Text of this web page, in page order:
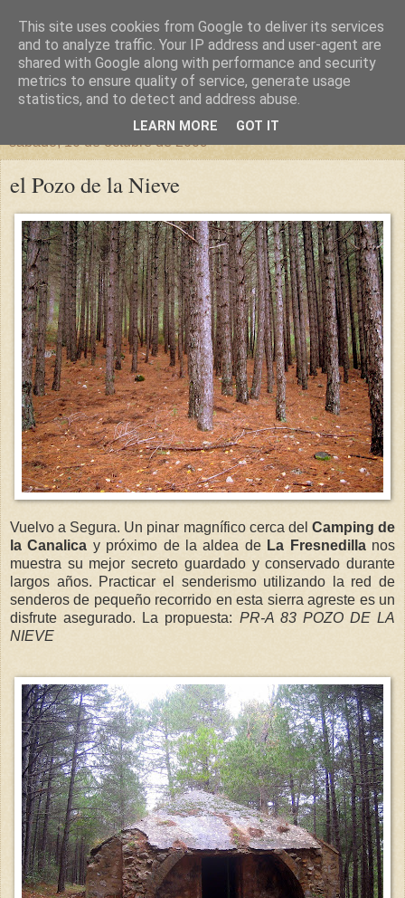
un sitio diferente
una casa para crecer, un castillo para soñar
sábado, 10 de octubre de 2009
el Pozo de la Nieve
Vuelvo a Segura. Un pinar magnífico cerca del Camping de
la Canalica y próximo de la aldea de La Fresnedillanos
muestra su mejor secreto guardado y conservado durante
largos años. Practicar el senderismo utilizando la red de
senderos de pequeño recorrido en esta sierra agreste es un
disfrute asegurado. La propuesta: PR-A 83 POZO DE LA
NIEVE
This site uses cookies from Google to deliver its services
and to analyze traffic. Your IP address and user-agent are
shared with Google along with performance and security
metrics to ensure quality of service, generate usage
statistics, and to detect and address abuse.
LEARN MORE GOT IT